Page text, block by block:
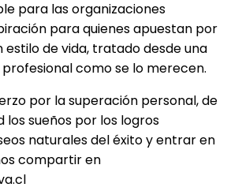
para las organizaciones
para quienes apuestan por
de vida, tratado desde una
como se lo merecen.
por la superación personal, de
los sueños por los logros
naturales del éxito y entrar en
compartir en